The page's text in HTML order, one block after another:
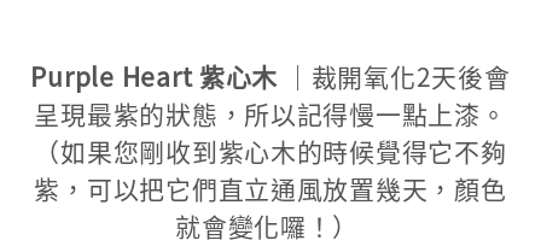
Purple Heart 紫心木 ｜裁開氧化2天後會
呈現最紫的狀態，所以記得慢一點上漆。
（如果您剛收到紫心木的時候覺得它不夠
紫，可以把它們直立通風放置幾天，顏色
就會變化囉！）